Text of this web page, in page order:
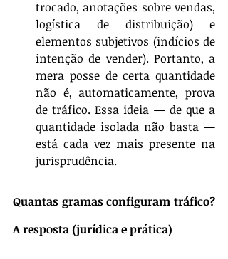
trocado, anotações sobre vendas,
logística de distribuição) e
elementos subjetivos (indícios de
intenção de vender). Portanto, a
mera posse de certa quantidade
não é, automaticamente, prova
de tráfico. Essa ideia — de que a
quantidade isolada não basta —
está cada vez mais presente na
jurisprudência.
Quantas gramas configuram tráfico?
A resposta (jurídica e prática)